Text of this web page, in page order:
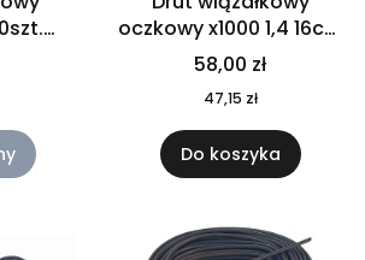
oczkowy x1000 1,4 16cm
+ KLUCZYK
58,00 zł
47,15 zł
Do koszyka